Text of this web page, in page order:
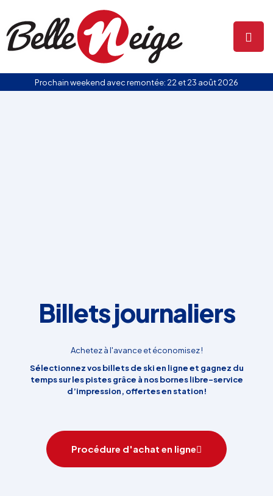
Prochain weekend avec remontée: 22 et 23 août 2026
Billets journaliers
Achetez à l'avance et économisez !
Sélectionnez vos billets de ski en ligne et gagnez du
temps sur les pistes grâce à nos bornes libre-service
d’impression, offertes en station!
Procédure d'achat en ligne